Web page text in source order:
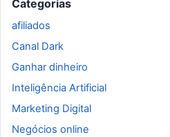
Categorias
afiliados
Canal Dark
Ganhar dinheiro
Inteligência Artificial
Marketing Digital
Negócios online